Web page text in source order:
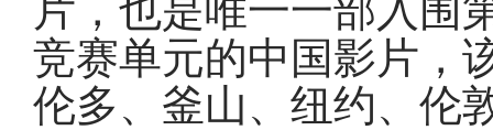
片，也是唯一一部入围
竞赛单元的中国影片，
伦多、釜山、纽约、伦